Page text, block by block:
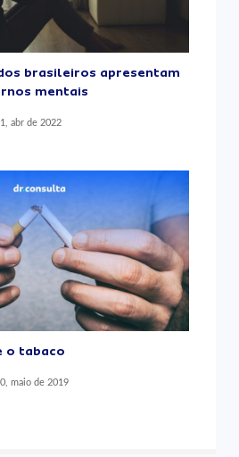
brasileiros apresentam
mentais
abr de 2022
o tabaco
maio de 2019